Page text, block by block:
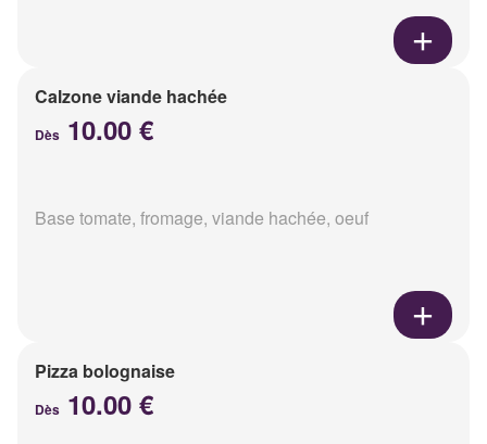
Calzone viande hachée
Dès 10.00 €
Base tomate, fromage, viande hachée, oeuf
Pizza bolognaise
Dès 10.00 €